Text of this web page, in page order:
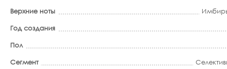
Верхние ноты
Год создания
Пол
Сегмент